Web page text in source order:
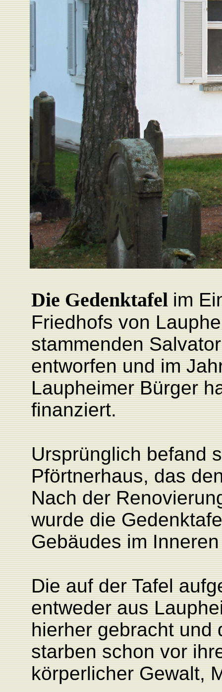
Die Gedenktafel im
Friedhofs von
stammenden
entworfen und im
Laupheimer Bürger
finanziert.
Ursprünglich befand
Pförtnerhaus, das
Nach der
wurde die
Gebäudes im
Die auf der Tafel
entweder aus
hierher gebracht und
starben schon vor
körperlicher Gewalt,